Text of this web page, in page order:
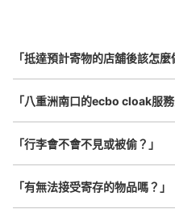
工作人員拍
我們與許多地點方便的車站內
¥800
「抵達預計寄物的店舖後該怎麼
「八重洲南口的ecbo cloak服務
「行李會不會不見或被偷？」
「有無法接受寄存的物品嗎？」